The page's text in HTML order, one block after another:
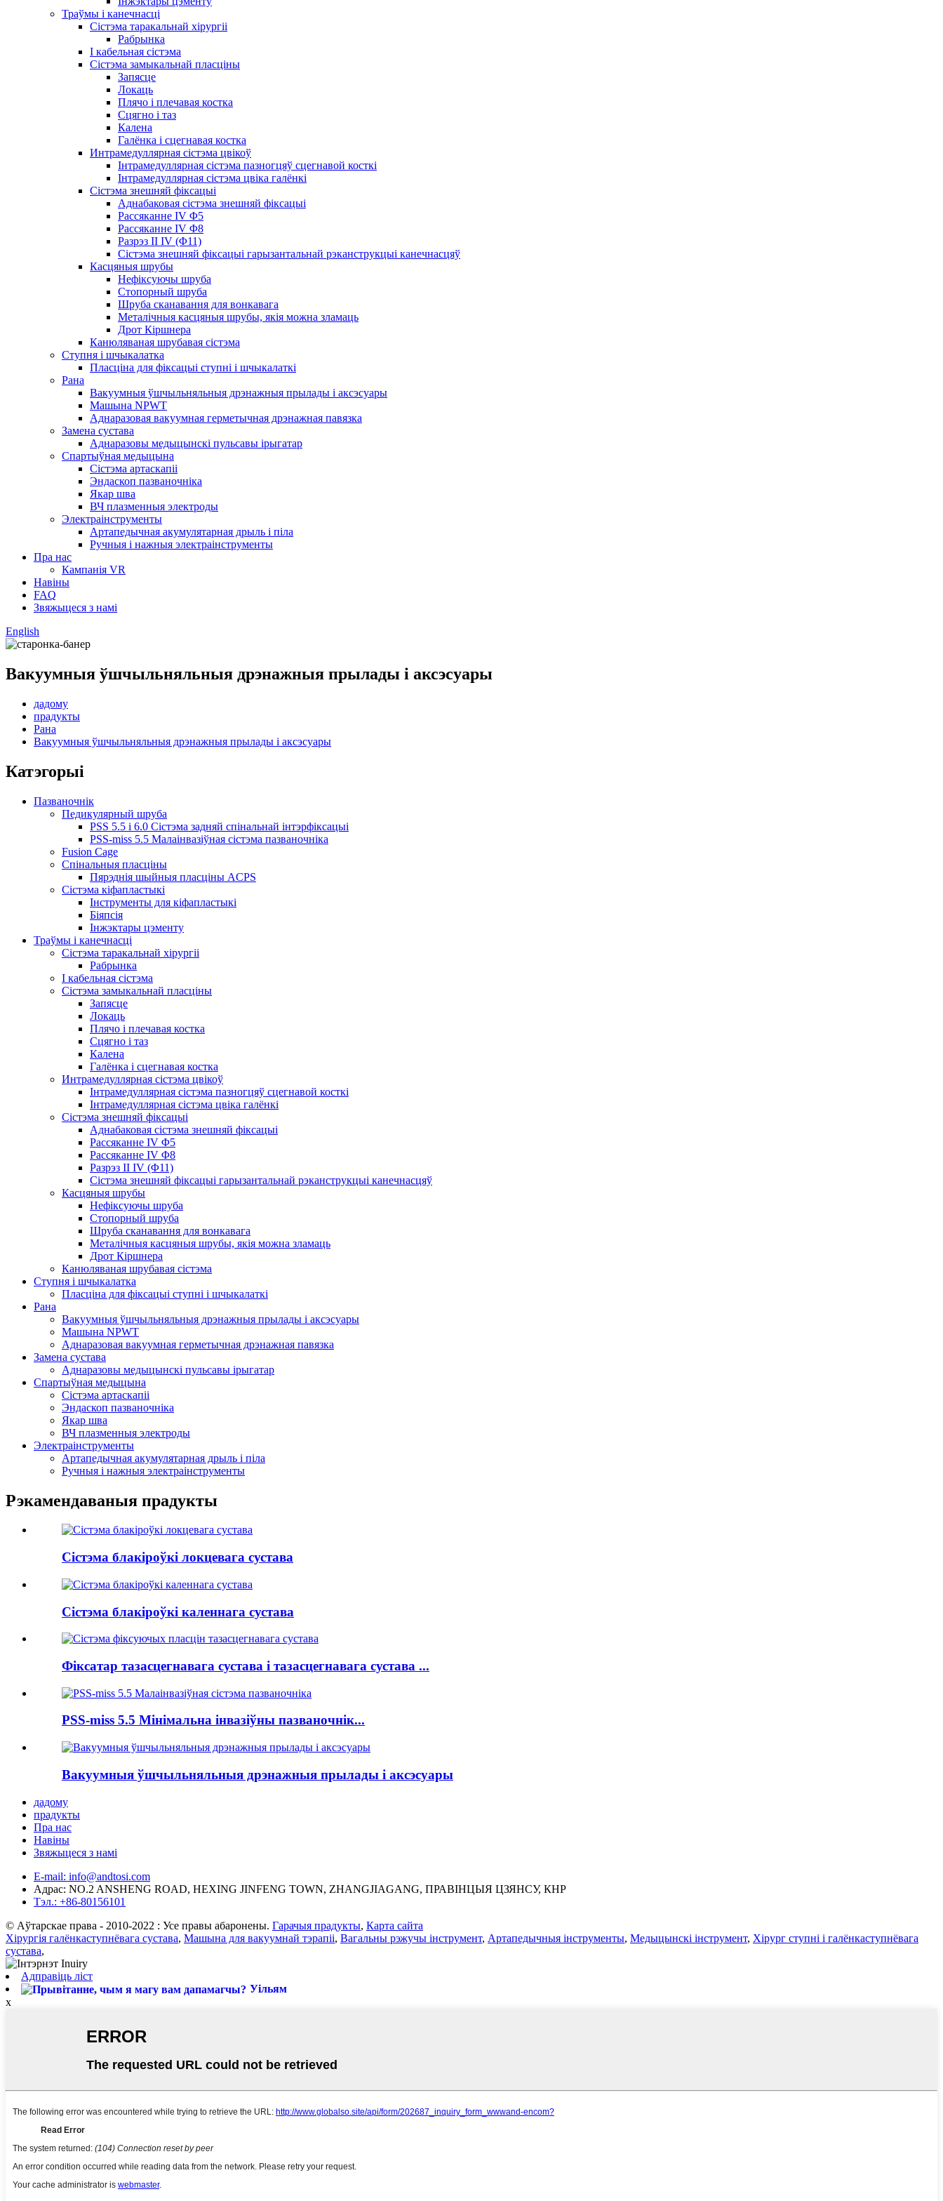
Траўмы і канечнасці
Сістэма таракальнай хірургіі
Рабрынка
І кабельная сістэма
Сістэма замыкальнай пласціны
Запясце
Локаць
Плячо і плечавая костка
Сцягно і таз
Калена
Галёнка і сцегнавая костка
Интрамедуллярная сістэма цвікоў
Інтрамедуллярная сістэма пазногцяў сцегнавой косткі
Інтрамедуллярная сістэма цвіка галёнкі
Сістэма знешняй фіксацыі
Аднабаковая сістэма знешняй фіксацыі
Рассяканне IV Φ5
Рассяканне IV Φ8
Разрэз II IV (Φ11)
Сістэма знешняй фіксацыі гарызантальнай рэканструкцыі канечнасцяў
Касцяныя шрубы
Нефіксуючы шруба
Стопорный шруба
Шруба сканавання для вонкавага
Металічныя касцяныя шрубы, якія можна зламаць
Дрот Кіршнера
Канюляваная шрубавая сістэма
Ступня і шчыкалатка
Пласціна для фіксацыі ступні і шчыкалаткі
Рана
Вакуумныя ўшчыльняльныя дрэнажныя прылады і аксэсуары
Машына NPWT
Аднаразовая вакуумная герметычная дрэнажная павязка
Замена сустава
Аднаразовы медыцынскі пульсавы ірыгатар
Спартыўная медыцына
Сістэма артаскапіі
Эндаскоп пазваночніка
Якар шва
ВЧ плазменныя электроды
Электраінструменты
Артапедычная акумулятарная дрыль і піла
Ручныя і нажныя электраінструменты
Пра нас
Кампанія VR
Навіны
FAQ
Звяжыцеся з намі
English
Вакуумныя ўшчыльняльныя дрэнажныя прылады і аксэсуары
дадому
прадукты
Рана
Вакуумныя ўшчыльняльныя дрэнажныя прылады і аксэсуары
Катэгорыі
Пазваночнік
Педикулярный шруба
PSS 5.5 і 6.0 Сістэма задняй спінальнай інтэрфіксацыі
PSS-miss 5.5 Малаінвазіўная сістэма пазваночніка
Fusion Cage
Спінальныя пласціны
Пярэднія шыйныя пласціны ACPS
Сістэма кіфапластыкі
Інструменты для кіфапластыкі
Біяпсія
Інжэктары цэменту
Траўмы і канечнасці
Сістэма таракальнай хірургіі
Рабрынка
І кабельная сістэма
Сістэма замыкальнай пласціны
Запясце
Локаць
Плячо і плечавая костка
Сцягно і таз
Калена
Галёнка і сцегнавая костка
Интрамедуллярная сістэма цвікоў
Інтрамедуллярная сістэма пазногцяў сцегнавой косткі
Інтрамедуллярная сістэма цвіка галёнкі
Сістэма знешняй фіксацыі
Аднабаковая сістэма знешняй фіксацыі
Рассяканне IV Φ5
Рассяканне IV Φ8
Разрэз II IV (Φ11)
Сістэма знешняй фіксацыі гарызантальнай рэканструкцыі канечнасцяў
Касцяныя шрубы
Нефіксуючы шруба
Стопорный шруба
Шруба сканавання для вонкавага
Металічныя касцяныя шрубы, якія можна зламаць
Дрот Кіршнера
Канюляваная шрубавая сістэма
Ступня і шчыкалатка
Пласціна для фіксацыі ступні і шчыкалаткі
Рана
Вакуумныя ўшчыльняльныя дрэнажныя прылады і аксэсуары
Машына NPWT
Аднаразовая вакуумная герметычная дрэнажная павязка
Замена сустава
Аднаразовы медыцынскі пульсавы ірыгатар
Спартыўная медыцына
Сістэма артаскапіі
Эндаскоп пазваночніка
Якар шва
ВЧ плазменныя электроды
Электраінструменты
Артапедычная акумулятарная дрыль і піла
Ручныя і нажныя электраінструменты
Рэкамендаваныя прадукты
Сістэма блакіроўкі локцевага сустава
Сістэма блакіроўкі каленнага сустава
Фіксатар тазасцегнавага сустава і тазасцегнавага сустава ...
PSS-miss 5.5 Мінімальна інвазіўны пазваночнік...
Вакуумныя ўшчыльняльныя дрэнажныя прылады і аксэсуары
дадому
прадукты
Пра нас
Навіны
Звяжыцеся з намі
E-mail: info@andtosi.com
Адрас: NO.2 ANSHENG ROAD, HEXING JINFENG TOWN, ZHANGJIAGANG, ПРАВІНЦЫЯ ЦЗЯНСУ, КНР
Тэл.: +86-80156101
© Аўтарскае права - 2010-2022 : Усе правы абаронены. Гарачыя прадукты, Карта сайта
Хірургія галёнкаступнёвага сустава, Машына для вакуумнай тэрапіі, Вагальны рэжучы інструмент, Артапедычныя інструменты, Медыцынскі інструмент, Хірург ступні і галёнкаступнёвага
сустава,
Адправіць ліст
Уільям
x